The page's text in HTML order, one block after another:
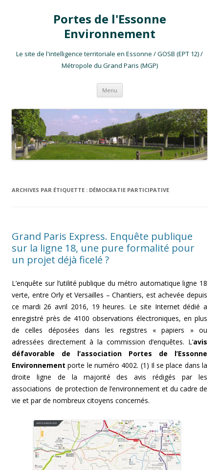
Portes de l'Essonne
Environnement
Le site de l'intelligence territoriale en Essonne / GOSB (EPT 12) /
Métropole du Grand Paris (MGP)
Menu Aller au contenu
ARCHIVES PAR ÉTIQUETTE : DÉMOCRATIE PARTICIPATIVE
Grand Paris Express. Enquête publique
sur la ligne 18, une pure formalité pour
un projet déjà ficelé ?
L’enquête sur l’utilité publique du métro automatique ligne 18
verte, entre Orly et Versailles – Chantiers, est achevée depuis
ce mardi 26 avril 2016, 19 heures. Le site Internet dédié a
enregistré près de 4100 observations électroniques, en plus
de celles déposées dans les registres « papiers » ou
adressées directement à la commission d’enquêtes. L’avis
défavorable de l’association Portes de l’Essonne
Environnement porte le numéro 4002. (1) Il se place dans la
droite ligne de la majorité des avis rédigés par les
associations de protection de l’environnement et du cadre de
vie et par de nombreux citoyens concernés.